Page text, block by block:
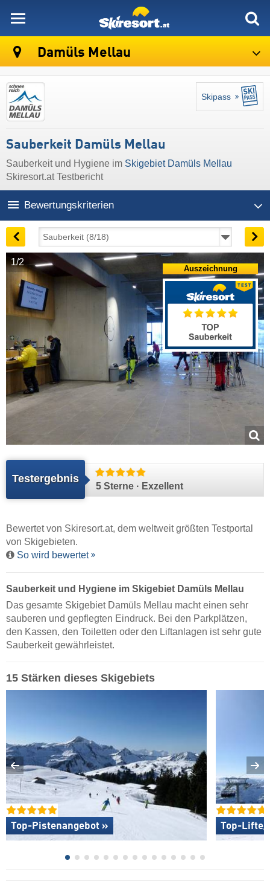
Damüls Mellau
Skipass
Sauberkeit Damüls Mellau
Sauberkeit und Hygiene im Skigebiet Damüls Mellau
Skiresort.at Testbericht
Bewertungskriterien
1/2
Testergebnis
5 Sterne · Exzellent
Auszeichnung
Bewertet von Skiresort.at, dem weltweit größten Testportal
von Skigebieten.
So wird bewertet
Sauberkeit und Hygiene im Skigebiet Damüls Mellau
Das gesamte Skigebiet Damüls Mellau macht einen sehr
sauberen und gepflegten Eindruck. Bei den Parkplätzen,
den Kassen, den Toiletten oder den Liftanlagen ist sehr gute
Sauberkeit gewährleistet.
15 Stärken dieses Skigebiets
Top-Pistenangebot » Top-Lifte/